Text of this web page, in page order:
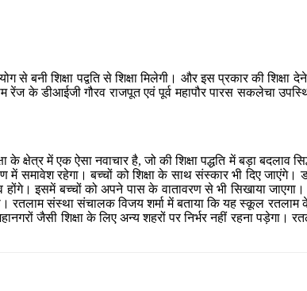
से बनी शिक्षा पद्वति से शिक्षा मिलेगी। और इस प्रकार की
डीआईजी गौरव राजपूत एवं पूर्व महापौर पारस सकलेचा
के क्षेत्र में एक ऐसा नवाचार है, जो की शिक्षा पद्धति में बड़ा
में समावेश रहेगा। बच्चों को शिक्षा के साथ संस्कार भी दिए
इसमें बच्चों को अपने पास के वातावरण से भी सिखाया
रतलाम संस्था संचालक विजय शर्मा में बताया कि यह स्कूल
जैसी शिक्षा के लिए अन्य शहरों पर निर्भर नहीं रहना